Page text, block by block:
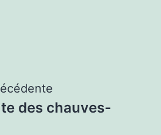
des chauves-